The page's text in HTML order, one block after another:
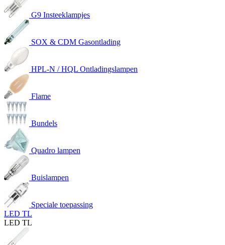
G9 Insteeklampjes
SOX & CDM Gasontlading
HPL-N / HQL Ontladingslampen
Flame
Bundels
Quadro lampen
Buislampen
Speciale toepassing
LED TL
LED TL